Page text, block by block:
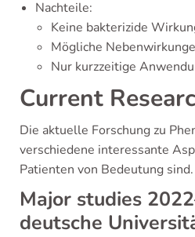
Nachteile:
Keine bakterizide
Mögliche
Nur kurzzeitige
Current
Die aktuelle Forschung zu
verschiedene interessante
Patienten von Bedeutung sind.
Major studies
deutsche